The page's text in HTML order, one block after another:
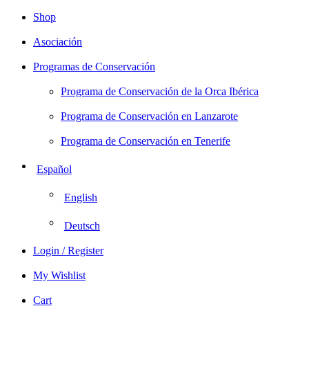
Shop
Asociación
Programas de Conservación
Programa de Conservación de la Orca Ibérica
Programa de Conservación en Lanzarote
Programa de Conservación en Tenerife
Español
English
Deutsch
Login / Register
My Wishlist
Cart